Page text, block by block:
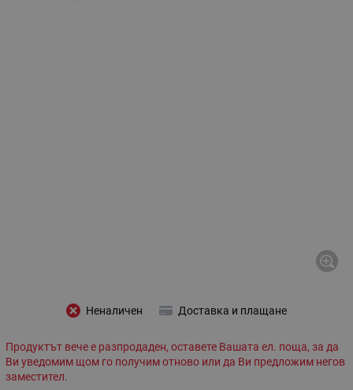
Неналичен Доставка и плащане
Продуктът вече е разпродаден, оставете Вашата ел. поща, за да
Ви уведомим щом го получим отново или да Ви предложим негов
заместител.